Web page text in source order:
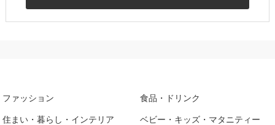
ファッション 食品・ドリンク
住まい・暮らし・インテリア ベビー・キッズ・マタニティー